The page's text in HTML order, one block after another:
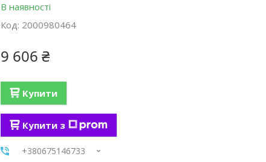
В наявності
Код: 2000980464
9 606 ₴
Купити
Купити з
+380675146733